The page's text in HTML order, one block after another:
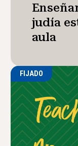
judía
aula
FIJADO